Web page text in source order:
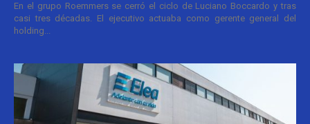
En el grupo Roemmers se cerró el ciclo de Luciano Boccardo y tras
casi tres décadas. El ejecutivo actuaba como gerente general del
holding...